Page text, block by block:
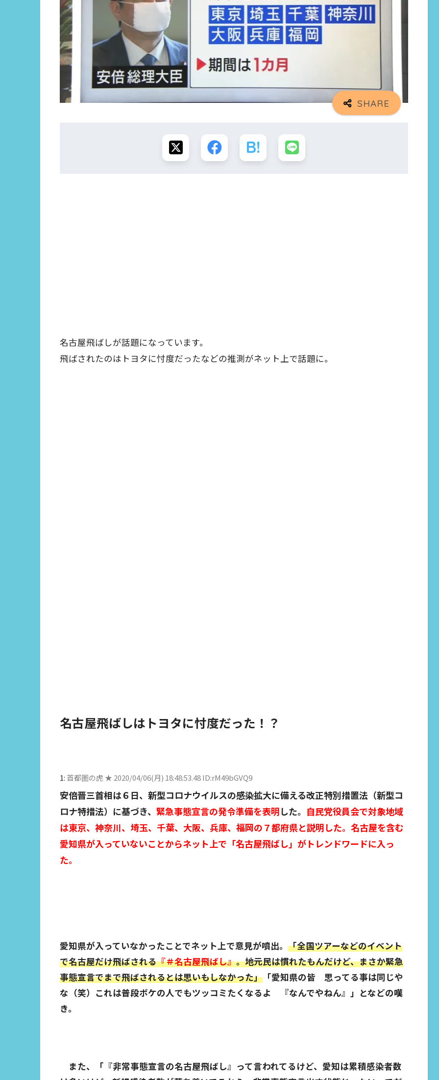
名古屋飛ばしが話題になっています。
飛ばされたのはトヨタに忖度だったなどの推測がネット上で話題に。
名古屋飛ばしはトヨタに忖度だった！？
1:首都圏の虎 ★ 2020/04/06(月) 18:48:53.48 ID:rM49bGVQ9
安倍晋三首相は６日、新型コロナウイルスの感染拡大に備える改正特別措置法（新型コ
ロナ特措法）に基づき、 緊急事態宣言の発令準備を表明した。 自民党役員会で対象地域
は東京、神奈川、埼玉、千葉、大阪、兵庫、福岡の７都府県と説明した。名古屋を含む
愛知県が入っていないことからネット上で「名古屋飛ばし」がトレンドワードに入っ
た。
愛知県が入っていなかったことでネット上で意見が噴出。 「全国ツアーなどのイベント
で名古屋だけ飛ばされる『＃名古屋飛ばし』。地元民は慣れたもんだけど、まさか緊急
事態宣言でまで飛ばされるとは思いもしなかった」 「愛知県の皆 思ってる事は同じや
な（笑）これは普段ボケの人でもツッコミたくなるよ 『なんでやねん』」となどの嘆
き。
また、「『非常事態宣言の名古屋飛ばし』って言われてるけど、愛知は累積感染者数